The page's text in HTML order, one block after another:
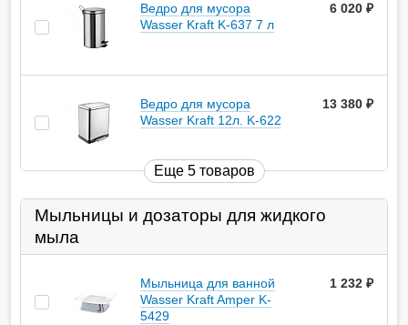
Ведро для мусора
Wasser Kraft K-637 7 л
6 020
Ведро для мусора
Wasser Kraft 12л. K-622
13 380
Еще 5 товаров
Мыльницы и дозаторы для жидкого
мыла
Мыльница для ванной
Wasser Kraft Amper K-
5429
1 232